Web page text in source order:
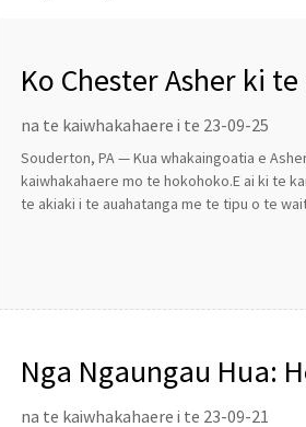
Ko Chester Asher ki
na te kaiwhakahaere i te 23-09-25
Souderton, PA — Kua whakaingoatia e
kaiwhakahaere mo te hokohoko.E ai ki te
te akiaki i te auahatanga me te tipu o te
Nga Ngaungau Hua:
na te kaiwhakahaere i te 23-09-21